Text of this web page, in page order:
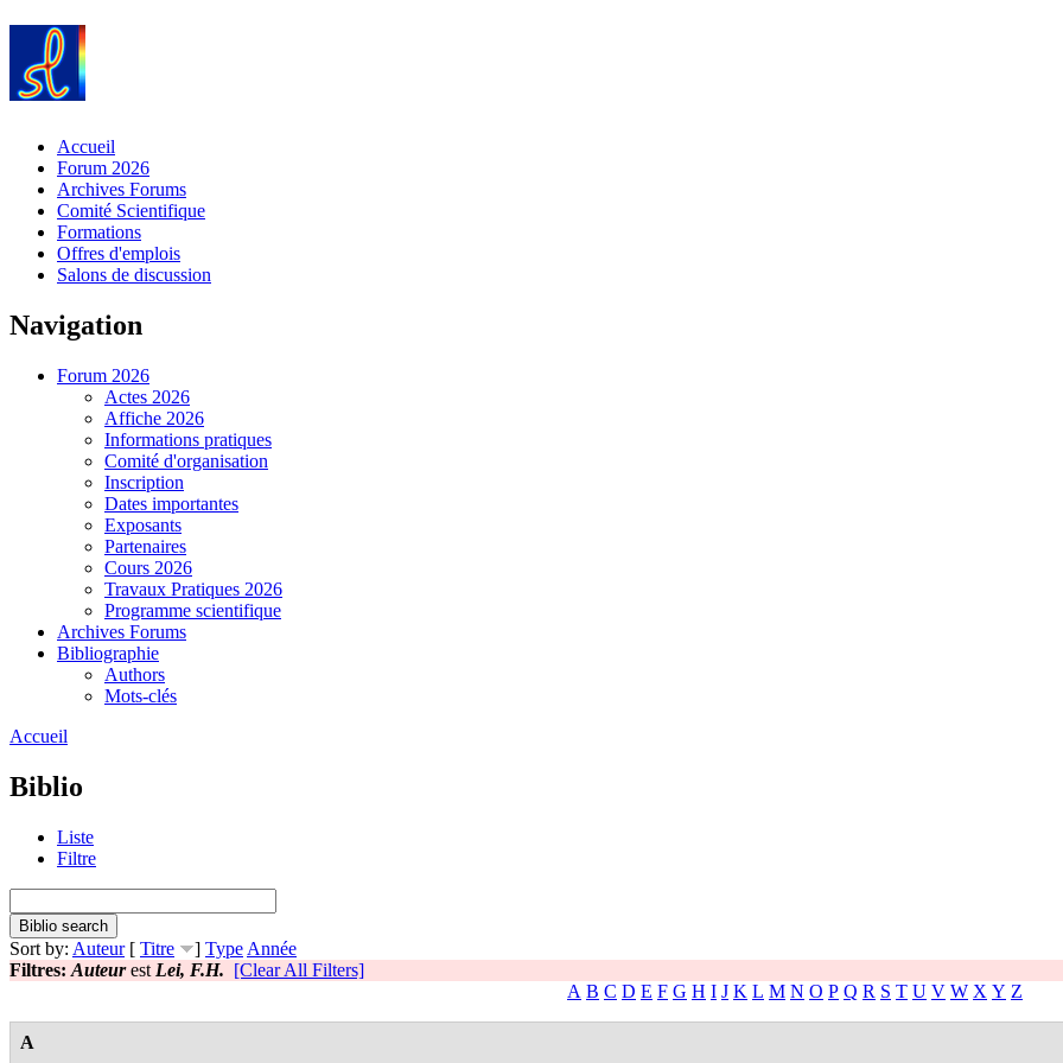
Accueil
Forum 2026
Archives Forums
Comité Scientifique
Formations
Offres d'emplois
Salons de discussion
Navigation
Forum 2026
Actes 2026
Affiche 2026
Informations pratiques
Comité d'organisation
Inscription
Dates importantes
Exposants
Partenaires
Cours 2026
Travaux Pratiques 2026
Programme scientifique
Archives Forums
Bibliographie
Authors
Mots-clés
Accueil
Biblio
Liste
Filtre
Sort by: Auteur[ Titre ] Type Année
Filtres: Auteurest Lei, F.H. [Clear All Filters]
A B C D E F G H I J K L M N O P Q R S T U V W X Y Z
A